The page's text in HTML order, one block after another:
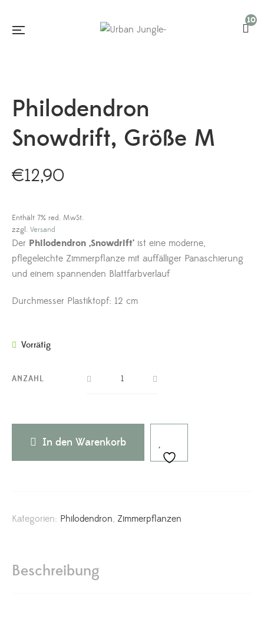
10
Philodendron
Snowdrift, Größe M
€12,90
Enthält 7% red. MwSt.
zzgl. Versand
Der Philodendron ‚Snowdrift‘ ist eine moderne,
pflegeleichte Zimmerpflanze mit auffälliger Panaschierung
und einem spannenden Blattfarbverlauf
Durchmesser Plastiktopf: 12 cm
Vorrätig
ANZAHL
In den Warenkorb
Kategorien: Philodendron, Zimmerpflanzen
Beschreibung